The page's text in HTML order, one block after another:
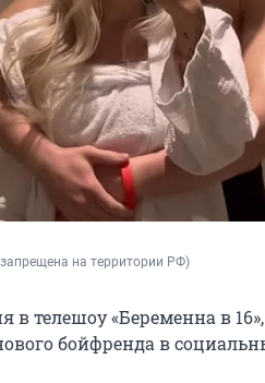
на территории РФ)
телешоу «Беременна в 16»,
бойфренда в